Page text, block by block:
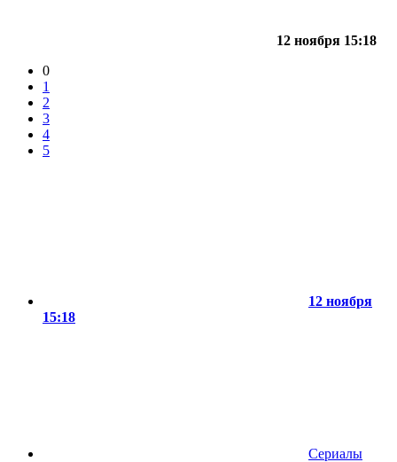
12 ноября 15:18
0
1
2
3
4
5
12 ноября
15:18
Сериалы